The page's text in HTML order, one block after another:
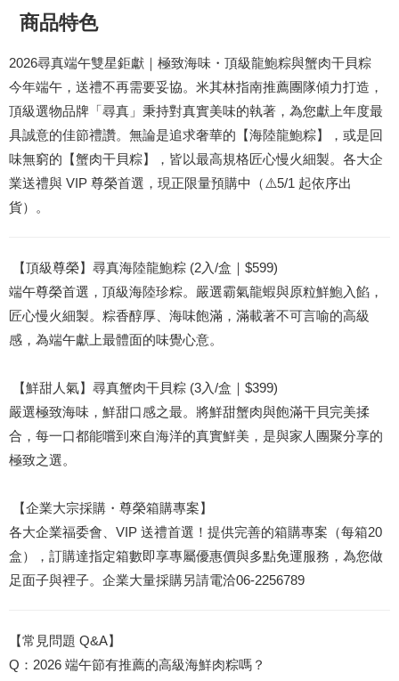
商品特色
2026尋真端午雙星鉅獻｜極致海味・頂級龍鮑粽與蟹肉干貝粽
今年端午，送禮不再需要妥協。米其林指南推薦團隊傾力打造，
頂級選物品牌「尋真」秉持對真實美味的執著，為您獻上年度最
具誠意的佳節禮讚。無論是追求奢華的【海陸龍鮑粽】，或是回
味無窮的【蟹肉干貝粽】，皆以最高規格匠心慢火細製。各大企
業送禮與 VIP 尊榮首選，現正限量預購中（⚠️5/1 起依序出
貨）。
【頂級尊榮】尋真海陸龍鮑粽 (2入/盒｜$599)
端午尊榮首選，頂級海陸珍粽。嚴選霸氣龍蝦與原粒鮮鮑入餡，
匠心慢火細製。粽香醇厚、海味飽滿，滿載著不可言喻的高級
感，為端午獻上最體面的味覺心意。
【鮮甜人氣】尋真蟹肉干貝粽 (3入/盒｜$399)
嚴選極致海味，鮮甜口感之最。將鮮甜蟹肉與飽滿干貝完美揉
合，每一口都能嚐到來自海洋的真實鮮美，是與家人團聚分享的
極致之選。
【企業大宗採購・尊榮箱購專案】
各大企業福委會、VIP 送禮首選！提供完善的箱購專案（每箱20
盒），訂購達指定箱數即享專屬優惠價與多點免運服務，為您做
足面子與裡子。企業大量採購另請電洽06-2256789
【常見問題 Q&A】
Q：2026 端午節有推薦的高級海鮮肉粽嗎？